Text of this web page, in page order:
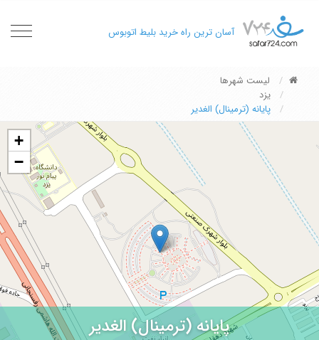
آسان ترین راه خرید بلیط اتوبوس
لیست شهرها
یزد
پایانه (ترمینال) الغدیر
+
−
پایانه (ترمینال) الغدیر